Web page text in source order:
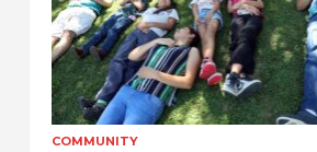
COMMUNITY